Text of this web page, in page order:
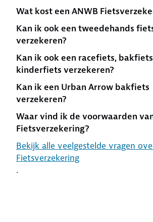
Wat kost een ANWB
Kan ik ook een tweedehands
verzekeren?
Kan ik ook een racefiets,
kinderfiets verzekeren?
Kan ik een Urban Arrow bakfiets
verzekeren?
Waar vind ik de voorwaarden
Fietsverzekering?
Bekijk alle veelgestelde vragen
Fietsverzekering
.